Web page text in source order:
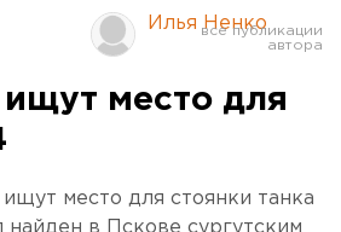
Илья Ненко
ищут место для
место для стоянки танка
найден в Пскове сургутским